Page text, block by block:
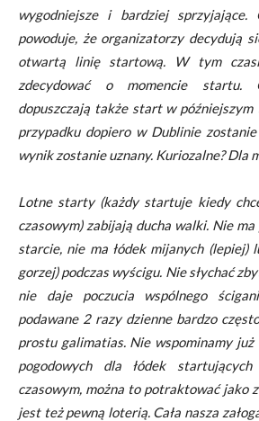
wygodniejsze i bardziej sprzyjające.
powoduje, że organizatorzy decydują
otwartą linię startową. W tym
zdecydować o momencie startu.
dopuszczają także start w
przypadku dopiero w Dublinie
wynik zostanie uznany. Kuriozalne? Dla
Lotne starty (każdy startuje kiedy
czasowym) zabijają ducha walki. Nie
starcie, nie ma łódek mijanych (lepiej)
gorzej) podczas wyścigu. Nie słychać
nie daje poczucia wspólnego
podawane 2 razy dzienne bardzo
prostu galimatias. Nie wspominamy już
pogodowych dla łódek
czasowym, można to potraktować jako
jest też pewną loterią. Cała nasza